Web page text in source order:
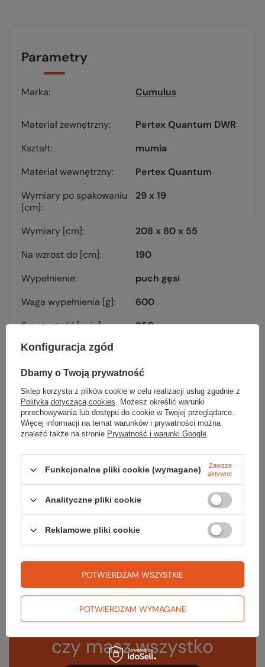
Parametry
Marka Cumulus
Materiał zewnętrzny
Pertex Quantum DWR
Kształt
mumia
Materiał wewnętrzny
Pertex Quantum
Wymiary po spakowaniu
[cm]
29 x 19
Wymiary [cm]
208 x 80 x 55
Na wzrost do [cm]
190
Wypełnienie
puch gęsi
Waga wypełnienia [g]
600
Sprężystość [cuin]
850
Kołnierz termiczny
Listwa termiczna
tak
Opcja zamka
prawy
T comfort [°C]
-6
T extreme [°C]
-32
Waga [g]
970
Sprawdź
czy masz wszystko
Konfiguracja zgód
Dbamy o Twoją prywatność
Sklep korzysta z plików cookie w celu realizacji usług zgodnie z
Polityką dotyczącą cookies. Możesz określić warunki
przechowywania lub dostępu do cookie w Twojej przeglądarce.
Więcej informacji na temat warunków i prywatności można
znaleźć także na stronie Prywatność i warunki Google.
Funkcjonalne pliki cookie (wymagane)
Zawsze
aktywne
Analityczne pliki cookie
Reklamowe pliki cookie
POTWIERDZAM WYMAGANE
POTWIERDZAM WSZYSTKIE